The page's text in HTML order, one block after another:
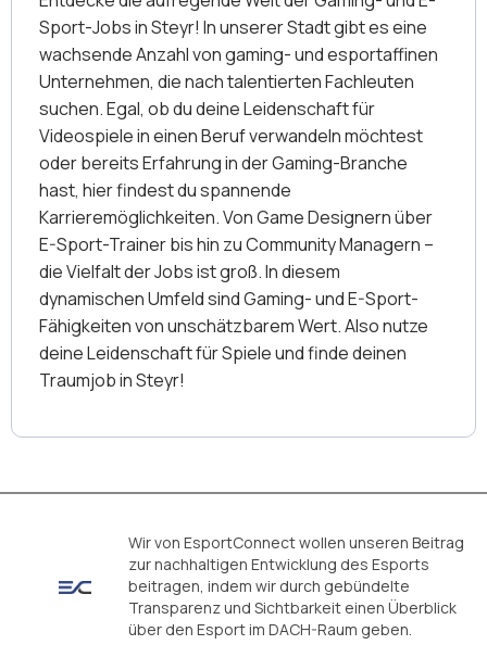
Sport-Jobs in Steyr! In unserer Stadt gibt es eine
wachsende Anzahl von gaming- und esportaffinen
Unternehmen, die nach talentierten Fachleuten
suchen. Egal, ob du deine Leidenschaft für
Videospiele in einen Beruf verwandeln möchtest
oder bereits Erfahrung in der Gaming-Branche
hast, hier findest du spannende
Karrieremöglichkeiten. Von Game Designern über
E-Sport-Trainer bis hin zu Community Managern –
die Vielfalt der Jobs ist groß. In diesem
dynamischen Umfeld sind Gaming- und E-Sport-
Fähigkeiten von unschätzbarem Wert. Also nutze
deine Leidenschaft für Spiele und finde deinen
Traumjob in Steyr!
Wir von EsportConnect wollen unseren Beitrag
zur nachhaltigen Entwicklung des Esports
beitragen, indem wir durch gebündelte
Transparenz und Sichtbarkeit einen Überblick
über den Esport im DACH-Raum geben.